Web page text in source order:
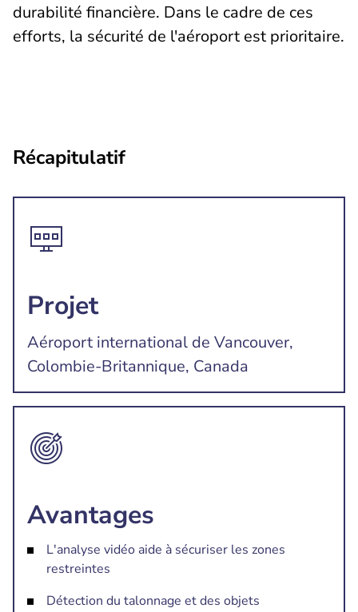
durabilité financière. Dans le cadre de ces
efforts, la sécurité de l'aéroport est prioritaire.
Récapitulatif
Projet
Aéroport international de Vancouver,
Colombie-Britannique, Canada
Avantages
L'analyse vidéo aide à sécuriser les zones
restreintes
Détection du talonnage et des objets